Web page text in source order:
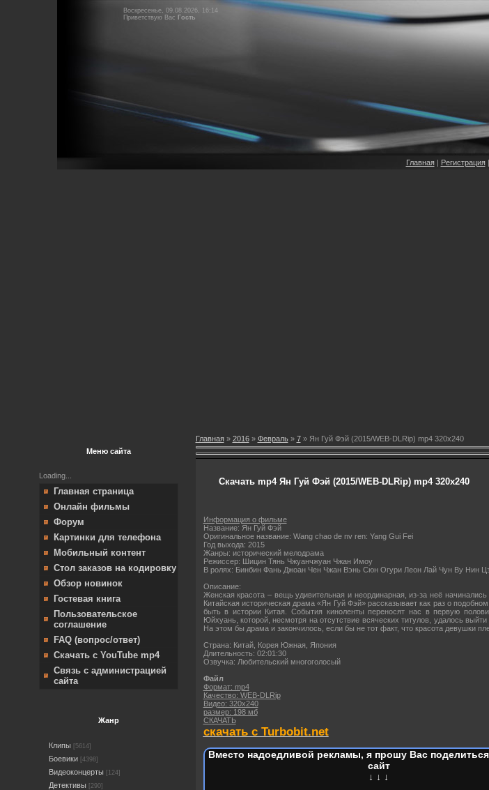
Воскресенье, 09.08.2026, 16:14
Приветствую Вас Гость
Главная| Регистрация|
Меню сайта
Loading...
Главная страница
Онлайн фильмы
Форум
Картинки для телефона
Мобильный контент
Стол заказов на кодировку
Обзор новинок
Гостевая книга
Пользовательское
соглашение
FAQ (вопрос/ответ)
Скачать с YouTube mp4
Связь с администрацией
сайта
Жанр
Клипы [5614]
Боевики [4398]
Видеоконцерты [124]
Детективы [290]
Главная» 2016 » Февраль » 7» Ян Гуй Фэй (2015/WEB-DLRip) mp4 320х240
Скачать mp4 Ян Гуй Фэй (2015/WEB-DLRip) mp4 320х240
Информация о фильме
Название: Ян Гуй Фэй
Оригинальное название: Wang chao de nv ren: Yang Gui Fei
Год выхода: 2015
Жанры: исторический мелодрама
Режиссер: Шицин Тянь Чжуанчжуан Чжан Имоу
В ролях: Бинбин Фань Джоан Чен Чжан Вэнь Сюн Огури Леон Лай Чун Ву Нин
Описание:
Женская красота – вещь удивительная и неординарная, из-за неё
Китайская историческая драма «Ян Гуй Фэй» рассказывает как раз о
быть в истории Китая. События киноленты переносят нас в первую
Юйхуань, которой, несмотря на отсутствие всяческих титулов, удалось
На этом бы драма и закончилось, если бы не тот факт, что красота девушки
Страна: Китай, Корея Южная, Япония
Длительность: 02:01:30
Озвучка: Любительский многоголосый
Файл
Формат: mp4
Качество: WEB-DLRip
Видео: 320х240
размер: 198 мб
СКАЧАТЬ
скачать с Turbobit.net
Вместо надоедливой рекламы, я прошу Вас
сайт
↓ ↓ ↓